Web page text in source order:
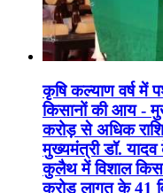
कृषि कल्याण वर्ष में
किसानों की आय -
करोड़ से अधिक
मुख्यमंत्री डॉ.
कुलैथ में विशाल
करोड़ लागत के 41